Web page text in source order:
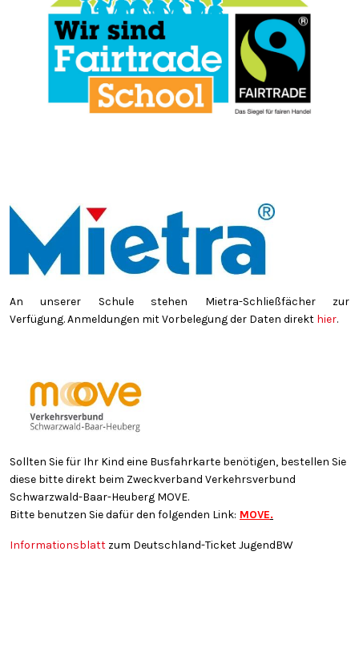
An unserer Schule stehen Mietra-Schließfächer zur
Verfügung. Anmeldungen mit Vorbelegung der Daten direkt hier.
Sollten Sie für Ihr Kind eine Busfahrkarte benötigen, bestellen Sie
diese bitte direkt beim Zweckverband Verkehrsverbund
Schwarzwald-Baar-Heuberg MOVE.
Bitte benutzen Sie dafür den folgenden Link: MOVE.
Informationsblatt zum Deutschland-Ticket JugendBW